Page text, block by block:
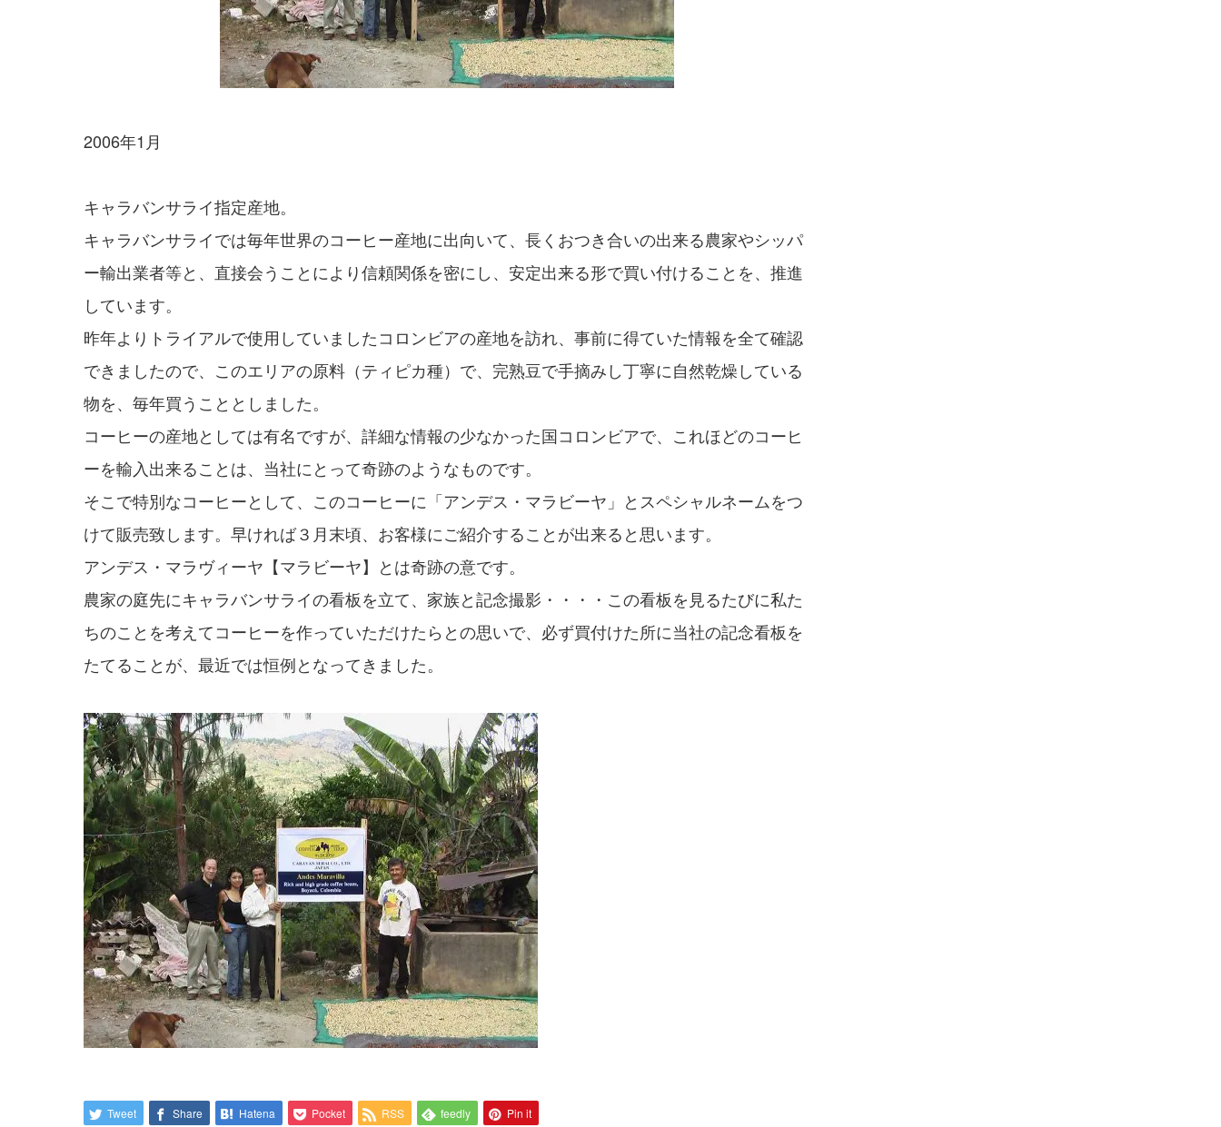
2006年1月
キャラバンサライ指定産地。
キャラバンサライでは毎年世界のコーヒー産地に出向いて、長くおつき合いの出来る農家やシッパ
ー輸出業者等と、直接会うことにより信頼関係を密にし、安定出来る形で買い付けることを、推進
しています。
昨年よりトライアルで使用していましたコロンビアの産地を訪れ、事前に得ていた情報を全て確認
できましたので、このエリアの原料（ティピカ種）で、完熟豆で手摘みし丁寧に自然乾燥している
物を、毎年買うこととしました。
コーヒーの産地としては有名ですが、詳細な情報の少なかった国コロンビアで、これほどのコーヒ
ーを輸入出来ることは、当社にとって奇跡のようなものです。
そこで特別なコーヒーとして、このコーヒーに「アンデス・マラビーヤ」とスペシャルネームをつ
けて販売致します。早ければ３月末頃、お客様にご紹介することが出来ると思います。
アンデス・マラヴィーヤ【マラビーヤ】とは奇跡の意です。
農家の庭先にキャラバンサライの看板を立て、家族と記念撮影・・・・この看板を見るたびに私た
ちのことを考えてコーヒーを作っていただけたらとの思いで、必ず買付けた所に当社の記念看板を
たてることが、最近では恒例となってきました。
Tweet Share Hatena Pocket RSS feedly Pin it